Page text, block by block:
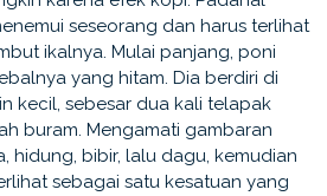
seseorang dan harus terlihat
ikalnya. Mulai panjang, poni
yang hitam. Dia berdiri di
kecil, sebesar dua kali telapak
buram. Mengamati gambaran
hidung, bibir, lalu dagu, kemudian
sebagai satu kesatuan yang